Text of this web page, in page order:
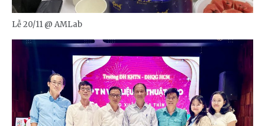
Lễ 20/11 @ AMLab